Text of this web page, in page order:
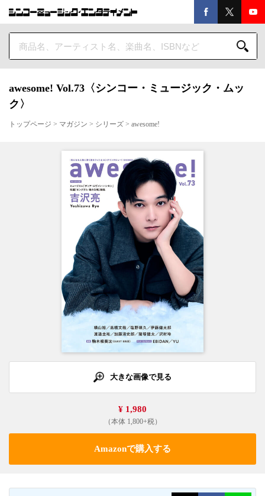
awesome! Vol.73〈シンコー・ミュージック・ムッ
ク〉
トップページ > マガジン > シリーズ > awesome!
大きな画像で見る
¥ 1,980
（本体 1,800+税）
Amazonで購入する